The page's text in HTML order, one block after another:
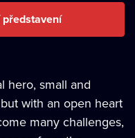
hero, small and
with an open heart
many challenges,